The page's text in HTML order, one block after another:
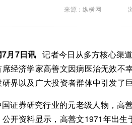
来源：纵横网
7月7日讯记者今日从多方核心渠
经济学家高善文因病医治无效不
界以及广大投资者群体中引发了
证券研究行业的元老级人物，高
开资料显示，高善文1971年出